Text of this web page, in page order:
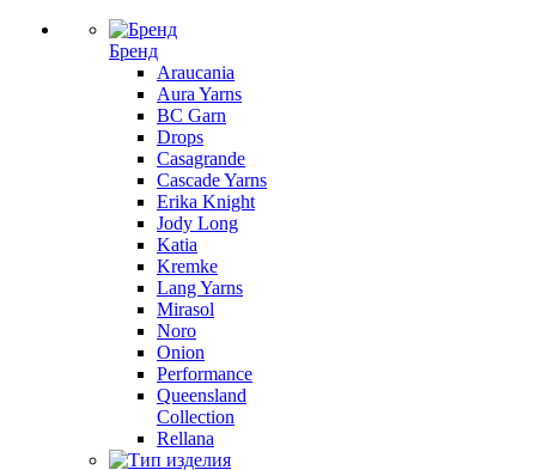
Бренд
Araucania
Aura Yarns
BC Garn
Drops
Casagrande
Cascade Yarns
Erika Knight
Jody Long
Katia
Kremke
Lang Yarns
Mirasol
Noro
Onion
Performance
Queensland
Collection
Rellana